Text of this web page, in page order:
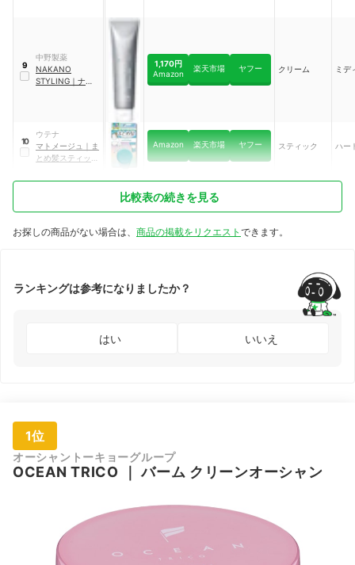
9
中野製薬
NAKANO
STYLING ｜ ナカノ
1,170円
Amazon
楽天市場 ヤフー クリーム ミデ
10
ウテナ
マトメージュ
ま
とめ髪スティッ
ルド
Amazon 楽天市場 ヤフー スティック ハー
比較表の続きを見る
お探しの商品がない場合は、 商品の掲載をリクエスト できます。
ランキングは参考になりましたか？
はい いいえ
1位
オーシャントーキョーグループ
OCEAN TRICO ｜バーム クリーンオーシャン